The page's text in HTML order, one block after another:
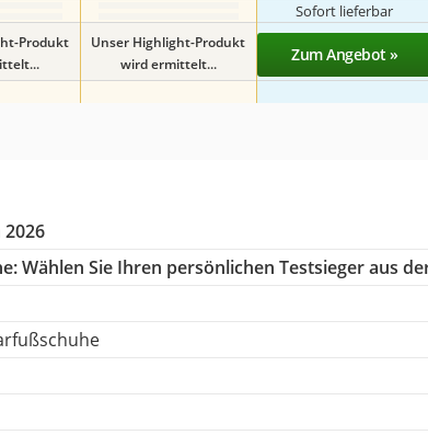
Sofort lieferbar
Produkt
Unser Highlight-Produkt
wird ermittelt...
Zum Angebot »
Wählen Sie Ihren persönlichen Testsieger aus